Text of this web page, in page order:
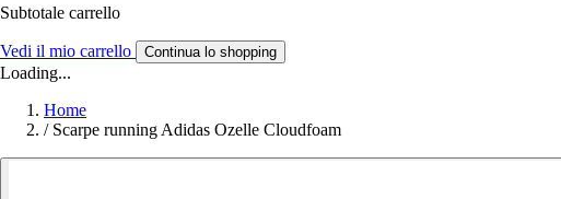
Subtotale carrello
Vedi il mio carrello Continua lo shopping
Loading...
Home
/ Scarpe running Adidas Ozelle Cloudfoam